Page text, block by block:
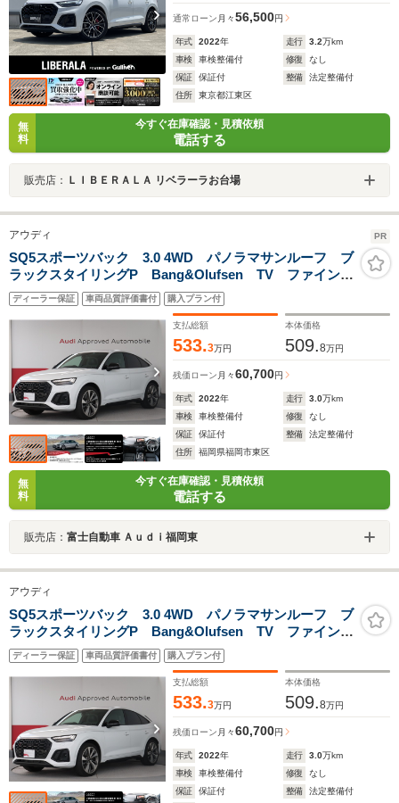
通常ローン 月々56,500円
年式 2022年 走行 3.2万km
車検
車検整備付 修復
なし
保証
保証付 整備
法定整備付
住所
東京都江東区
無
料
今すぐ在庫確認・見積依頼
電話する
販売店： ＬＩＢＥＲＡＬＡ リベラーラお台場
アウディ PR
SQ5スポーツバック 3.0 4WD パノラマサンルーフ ブ
ラックスタイリングP Bang&Olufsen TV ファインナ
ッパレザー ダイヤモンドステッチ 4シートヒーター ス
テアリングヒーター ダンピングコントロールサス
ディーラー保証 車両品質評価書付 購入プラン付
支払総額
533.3万円
本体価格
509.8万円
残価ローン 月々60,700円
年式 2022年 走行 3.0万km
車検
車検整備付 修復
なし
保証
保証付 整備
法定整備付
住所
福岡県福岡市東区
無
料
今すぐ在庫確認・見積依頼
電話する
販売店： 富士自動車 Ａｕｄｉ福岡東
アウディ
SQ5スポーツバック 3.0 4WD パノラマサンルーフ ブ
ラックスタイリングP Bang&Olufsen TV ファインナ
ッパレザー ダイヤモンドステッチ 4シートヒーター ス
テアリングヒーター ダンピングコントロールサス
ディーラー保証 車両品質評価書付 購入プラン付
支払総額
533.3万円
本体価格
509.8万円
残価ローン 月々60,700円
年式 2022年 走行 3.0万km
車検
車検整備付 修復
なし
保証
保証付 整備
法定整備付